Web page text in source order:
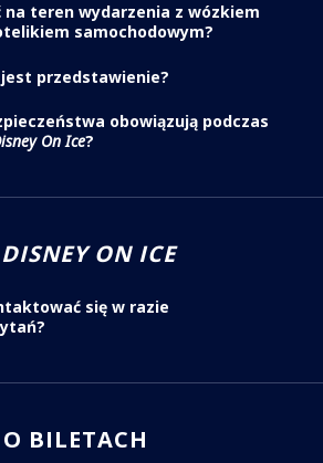
na teren wydarzenia z wózkiem
samochodowym?
przedstawienie?
obowiązują podczas
On Ice?
DISNEY ON ICE
się w razie
O BILETACH